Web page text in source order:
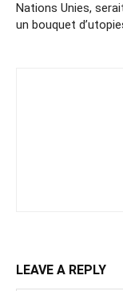
Nations Unies,
un bouquet
LEAVE A REPLY